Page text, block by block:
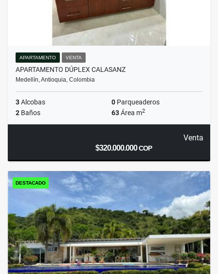
APARTAMENTO VENTA
APARTAMENTO DÚPLEX CALASANZ
Medellín, Antioquia, Colombia
3Alcobas 0 Parqueaderos
2 Baños 63Área m2
Venta
$320.000.000COP
DESTACADO